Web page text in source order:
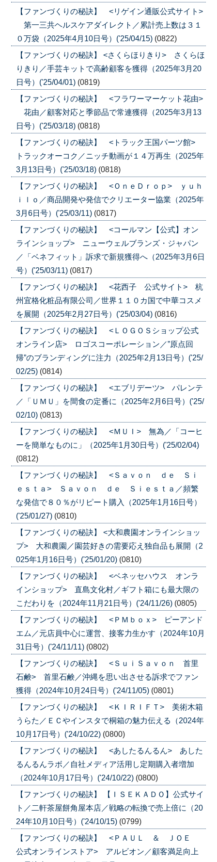
【ファンづくりの秘訣】 <リゲイン通販公式サイト>
第一三共ヘルスケアダイレクト／累計売上数は３１
０万袋（2025年4月10日号）('25/04/15) (0822)
【ファンづくりの秘訣】 <さくらほりきり> さくらほ
りきり／手芸キットで高齢顧客を獲得（2025年3月20
日号）('25/04/01) (0819)
【ファンづくりの秘訣】 <フラワーマーケット花由>
花由／顧客対応と季節品で常連獲得（2025年3月13
日号）('25/03/18) (0818)
【ファンづくりの秘訣】 <トラック王国パーツ館>
トラックオーコク／ニッチ動画が１４万再生（2025年
3月13日号）('25/03/18) (0818)
【ファンづくりの秘訣】 <ＯｎｅＤｒｏｐ> ｙｕｈ
ｉｌｏ／商品開発や発信でクリエーター協業（2025年
3月6日号）('25/03/11) (0817)
【ファンづくりの秘訣】 <コールマン【公式】オン
ラインショップ> ニューウェルブランズ・ジャパン
／「ベネフィット」訴求で新規獲得へ（2025年3月6日
号）('25/03/11) (0817)
【ファンづくりの秘訣】 <花西子 公式サイト> 杭
州宜格化粧品有限公司／世界１１０カ国で中華コスメ
を展開（2025年2月27日号）('25/03/04) (0816)
【ファンづくりの秘訣】 <ＬＯＧＯＳショップ公式
オンライン店> ロゴスコーポレーション／”原点回
帰”のブランディングに注力（2025年2月13日号）('25/
02/25) (0814)
【ファンづくりの秘訣】 <エブリデーツ> パレンテ
／「ＵＭＵ」を間食の定番に（2025年2月6日号）('25/
02/10) (0813)
【ファンづくりの秘訣】 <ＭＵＩ> 無為／「コーヒ
ーを簡単なものに」（2025年1月30日号）('25/02/04)
(0812)
【ファンづくりの秘訣】 <Ｓａｖｏｎ ｄｅ Ｓｉ
ｅｓｔａ> Ｓａｖｏｎ ｄｅ Ｓｉｅｓｔａ／頻繁
な発信で８０％がリピート購入（2025年1月16日号）
('25/01/27) (0810)
【ファンづくりの秘訣】 <大和農園オンラインショッ
プ> 大和農園／園芸好きの需要応え独自品も展開（2
025年1月16日号）('25/01/20) (0810)
【ファンづくりの秘訣】 <ベネッセハウス オンラ
インショップ> 直島文化村／ギフト箱にも最大限の
こだわりを（2024年11月21日号）('24/11/26) (0805)
【ファンづくりの秘訣】 <ＰＭｂｏｘ> ピーアンド
エム／元店員中心に運営、接客力生かす（2024年10月
31日号）('24/11/11) (0802)
【ファンづくりの秘訣】 <ＳｕｉＳａｖｏｎ 首里
石鹸> 首里石鹸／沖縄を思い出させる訴求でファン
獲得（2024年10月24日号）('24/11/05) (0801)
【ファンづくりの秘訣】 <ＫＩＲＩＦＴ> 美術木箱
うらた／ＥＣやインスタで桐箱の魅力伝える（2024年
10月17日号）('24/10/22) (0800)
【ファンづくりの秘訣】 <あしたるんるん> あした
るんるんラボ／自社メディア活用し定期購入者増加
（2024年10月17日号）('24/10/22) (0800)
【ファンづくりの秘訣】 【ＩＳＥＫＡＤＯ】公式サイ
ト／二軒茶屋餅角屋本店／戦略の転換で売上倍に（20
24年10月10日号）('24/10/15) (0799)
【ファンづくりの秘訣】 <ＰＡＵＬ ＆ ＪＯＥ
公式オンラインストア> アルビオン／顧客満足向上